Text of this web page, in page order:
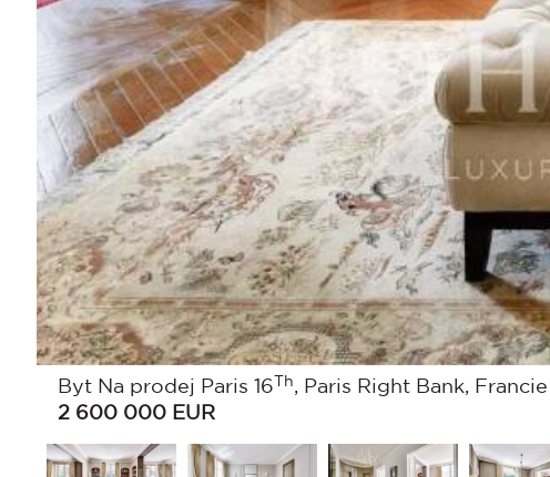
Byt Na prodej Paris 16Th, Paris Right Bank, Francie
2 600 000 EUR